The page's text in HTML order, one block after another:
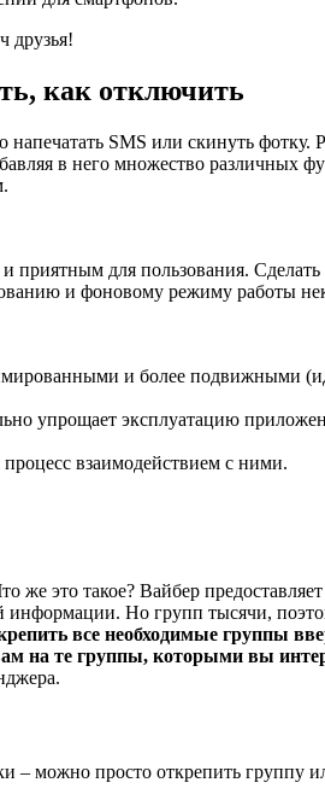
друзья!
как отключить
SMS или скинуть фотку.
в него множество различных
для пользования. Сделать
и фоновому режиму работы
и более подвижными
упрощает эксплуатацию
взаимодействием с ними.
же это такое? Вайбер
информации. Но групп тысячи,
все необходимые группы
на те группы, которыми вы
– можно просто открепить группу